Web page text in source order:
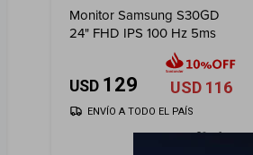
Monitor Samsung S30GD
24" FHD IPS 100 Hz 5ms
USD 129 USD 116
ENVÍO A TODO EL PAÍS